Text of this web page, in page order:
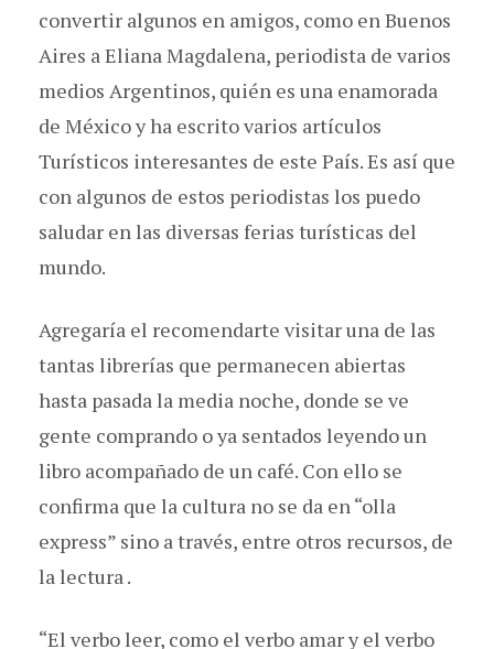
convertir algunos en amigos, como en Buenos
Aires a Eliana Magdalena, periodista de varios
medios Argentinos, quién es una enamorada
de México y ha escrito varios artículos
Turísticos interesantes de este País. Es así que
con algunos de estos periodistas los puedo
saludar en las diversas ferias turísticas del
mundo.
Agregaría el recomendarte visitar una de las
tantas librerías que permanecen abiertas
hasta pasada la media noche, donde se ve
gente comprando o ya sentados leyendo un
libro acompañado de un café. Con ello se
confirma que la cultura no se da en “olla
express” sino a través, entre otros recursos, de
la lectura .
“El verbo leer, como el verbo amar y el verbo